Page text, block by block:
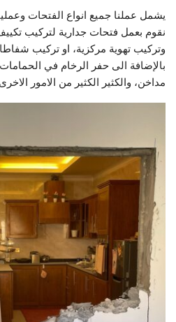
يشمل عملنا جميع انواع الفتحات
نقوم بعمل فتحات جدارية لتركيب
وتركيب تهوية مركزية، او تركيب
بالإضافة الى حفر الرخام في
مداخن، والكثير الكثير من الامور